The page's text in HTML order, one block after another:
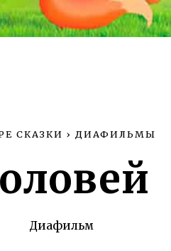
СКАЗКИ › ДИАФИЛЬМЫ
Диафильм